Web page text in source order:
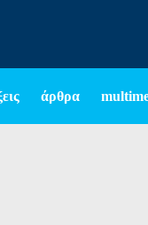
άρθρα